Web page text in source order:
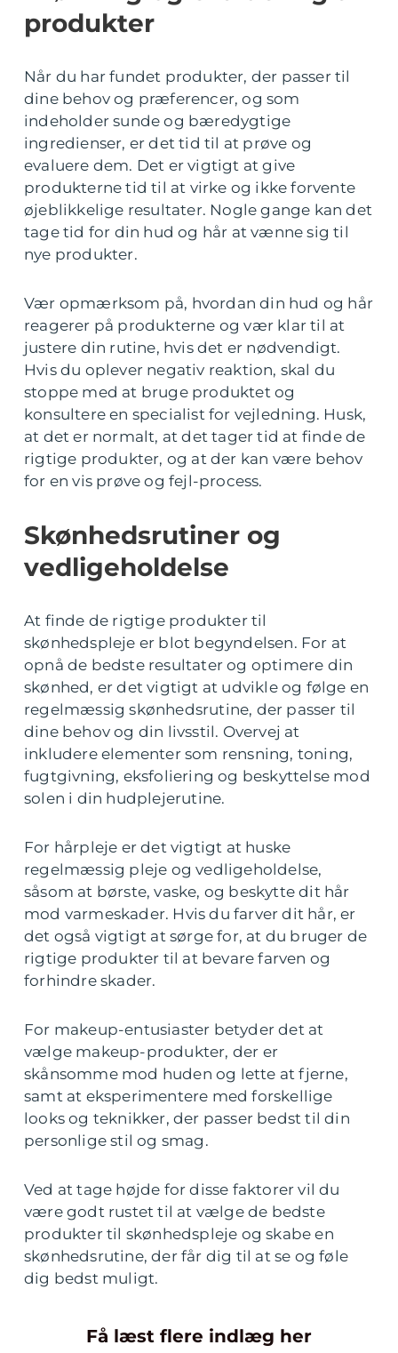
produkter
Når du har fundet produkter, der passer til
dine behov og præferencer, og som
indeholder sunde og bæredygtige
ingredienser, er det tid til at prøve og
evaluere dem. Det er vigtigt at give
produkterne tid til at virke og ikke forvente
øjeblikkelige resultater. Nogle gange kan det
tage tid for din hud og hår at vænne sig til
nye produkter.
Vær opmærksom på, hvordan din hud og hår
reagerer på produkterne og vær klar til at
justere din rutine, hvis det er nødvendigt.
Hvis du oplever negativ reaktion, skal du
stoppe med at bruge produktet og
konsultere en specialist for vejledning. Husk,
at det er normalt, at det tager tid at finde de
rigtige produkter, og at der kan være behov
for en vis prøve og fejl-process.
Skønhedsrutiner og
vedligeholdelse
At finde de rigtige produkter til
skønhedspleje er blot begyndelsen. For at
opnå de bedste resultater og optimere din
skønhed, er det vigtigt at udvikle og følge en
regelmæssig skønhedsrutine, der passer til
dine behov og din livsstil. Overvej at
inkludere elementer som rensning, toning,
fugtgivning, eksfoliering og beskyttelse mod
solen i din hudplejerutine.
For hårpleje er det vigtigt at huske
regelmæssig pleje og vedligeholdelse,
såsom at børste, vaske, og beskytte dit hår
mod varmeskader. Hvis du farver dit hår, er
det også vigtigt at sørge for, at du bruger de
rigtige produkter til at bevare farven og
forhindre skader.
For makeup-entusiaster betyder det at
vælge makeup-produkter, der er
skånsomme mod huden og lette at fjerne,
samt at eksperimentere med forskellige
looks og teknikker, der passer bedst til din
personlige stil og smag.
Ved at tage højde for disse faktorer vil du
være godt rustet til at vælge de bedste
produkter til skønhedspleje og skabe en
skønhedsrutine, der får dig til at se og føle
dig bedst muligt.
Få læst flere indlæg her